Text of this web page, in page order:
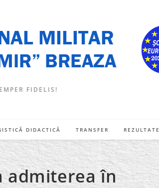
FIDELIS!
DIDACTICĂ TRANSFER REZULTATE
admiterea în